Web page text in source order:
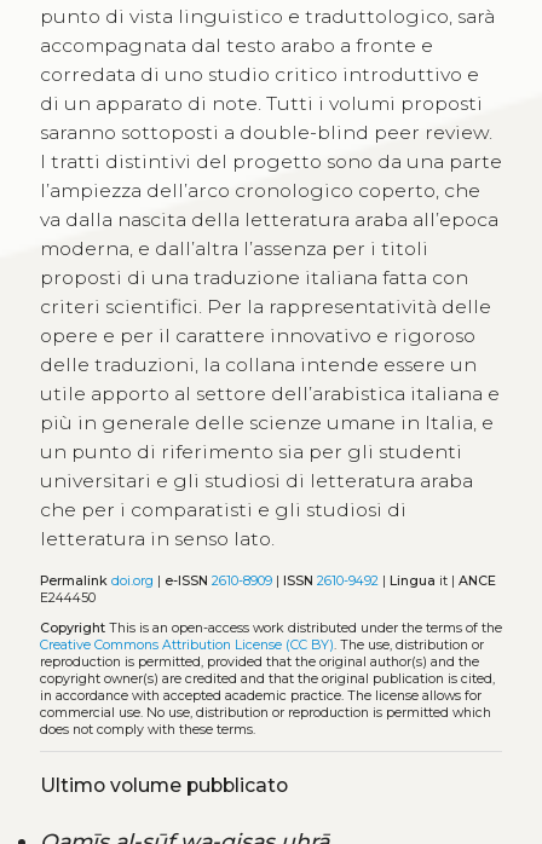
punto di vista linguistico e traduttologico, sarà
accompagnata dal testo arabo a fronte e
corredata di uno studio critico introduttivo e
di un apparato di note. Tutti i volumi proposti
saranno sottoposti a double-blind peer review.
I tratti distintivi del progetto sono da una parte
l’ampiezza dell’arco cronologico coperto, che
va dalla nascita della letteratura araba all’epoca
moderna, e dall’altra l’assenza per i titoli
proposti di una traduzione italiana fatta con
criteri scientifici. Per la rappresentatività delle
opere e per il carattere innovativo e rigoroso
delle traduzioni, la collana intende essere un
utile apporto al settore dell’arabistica italiana e
più in generale delle scienze umane in Italia, e
un punto di riferimento sia per gli studenti
universitari e gli studiosi di letteratura araba
che per i comparatisti e gli studiosi di
letteratura in senso lato.
Permalink doi.org | e-ISSN 2610-8909| ISSN 2610-9492| Lingua it | ANCE
E244450
CopyrightThis is an open-access work distributed under the terms of the
Creative Commons Attribution License (CC BY) . The use, distribution or
reproduction is permitted, provided that the original author(s) and the
copyright owner(s) are credited and that the original publication is cited,
in accordance with accepted academic practice. The license allows for
commercial use. No use, distribution or reproduction is permitted which
does not comply with these terms.
Ultimo volume pubblicato